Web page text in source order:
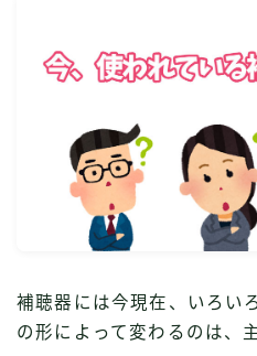
聞こえの改善と補聴器の
お客様の声
取り扱い補聴器
補聴器には今現在、いろい
の形によって変わるのは、